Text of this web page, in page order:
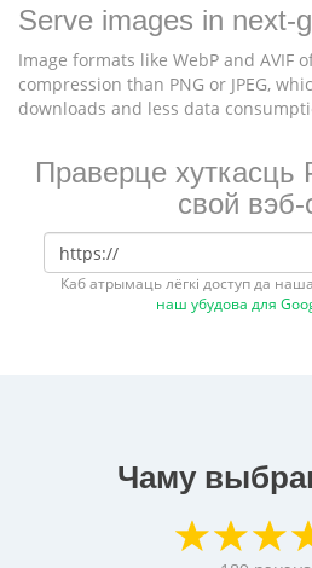
Serve images in next-
Image formats like WebP and AVIF
compression than PNG or JPEG,
downloads and less data
Праверце
свой вэб-
Каб атрымаць лёгкі доступ да
наш убудова для
Чаму